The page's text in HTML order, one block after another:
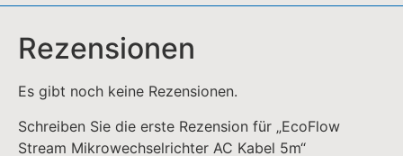
Rezensionen
Es gibt noch keine Rezensionen.
Schreiben Sie die erste Rezension für „EcoFlow
Stream Mikrowechselrichter AC Kabel 5m“